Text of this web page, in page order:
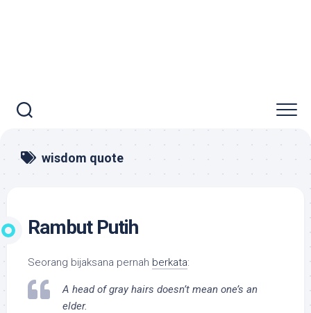
wisdom quote
Rambut Putih
Seorang bijaksana pernah berkata:
A head of gray hairs doesn’t mean one’s an
elder.